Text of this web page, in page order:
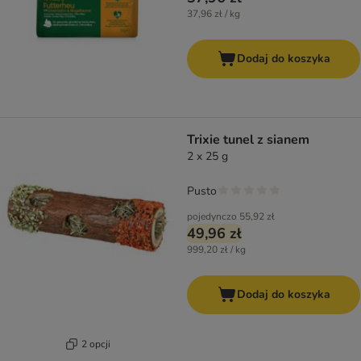
37,96 zł / kg
Dodaj do koszyka
2 opcji
Trixie tunel z sianem
2 x 25 g
pojedynczo 55,92 zł
49,96 zł
999,20 zł / kg
Pusto
Dodaj do koszyka